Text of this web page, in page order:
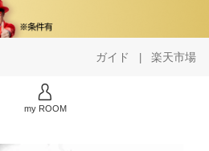
ガイド | 楽天市場
my ROOM